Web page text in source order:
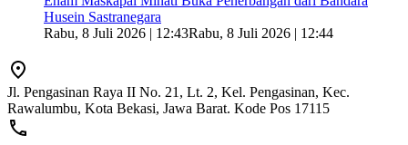
Husein Sastranegara
Rabu, 8 Juli 2026 | 12:43Rabu, 8 Juli 2026 | 12:44
Jl. Pengasinan Raya II No. 21, Lt. 2, Kel. Pengasinan, Kec.
Rawalumbu, Kota Bekasi, Jawa Barat. Kode Pos 17115